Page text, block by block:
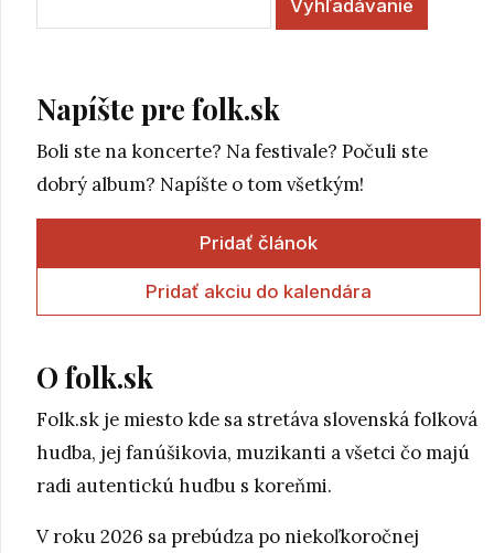
povedať, že by to tam mohlo byť aj krajšie.
Napíšte pre folk.sk
Boli ste na koncerte? Na festivale? Počuli ste
dobrý album? Napíšte o tom všetkým!
Pridať článok
Pridať akciu do kalendára
O folk.sk
Folk.sk je miesto kde sa stretáva slovenská folková
hudba, jej fanúšikovia, muzikanti a všetci čo majú
radi autentickú hudbu s koreňmi.
V roku 2026 sa prebúdza po niekoľkoročnej